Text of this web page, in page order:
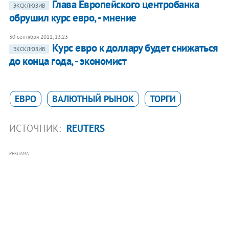
ЭКСКЛЮЗИВ
Глава Европейского центробанка
обрушил курс евро, - мнение
30 сентября 2011, 13:23
ЭКСКЛЮЗИВ
Курс евро к доллару будет снижаться
до конца года, - экономист
ЕВРО ВАЛЮТНЫЙ РЫНОК ТОРГИ
ИСТОЧНИК: REUTERS
РЕКЛАМА